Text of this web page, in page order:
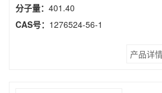
分子量： 401.40
CAS号： 1276524-56-1
产品详